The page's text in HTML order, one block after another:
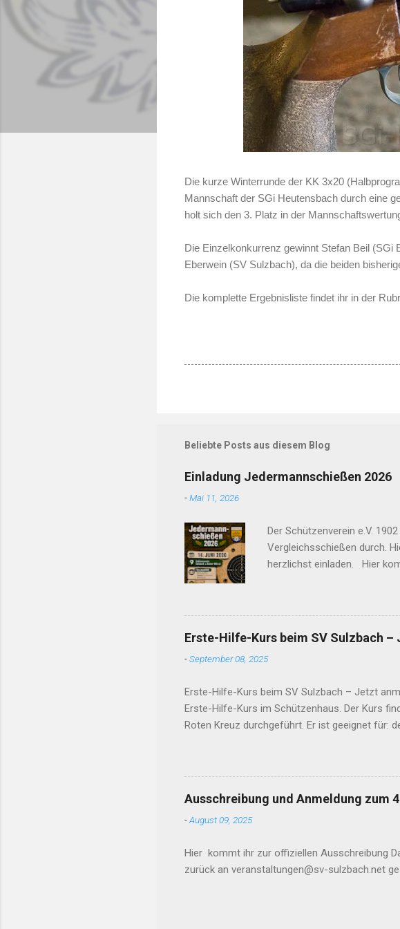
Die kurze Winterrunde der KK 3x20
Mannschaft der SGi Heutensbach durch eine
holt sich den 3. Platz in der
Die Einzelkonkurrenz gewinnt Stefan Beil (SGi
Eberwein (SV Sulzbach), da die beiden
Die komplette Ergebnisliste findet ihr in der
Beliebte Posts aus diesem Blog
Einladung Jedermannschießen 2026
-Mai 11, 2026
Der Schützenverein e.V.
Vergleichsschießen durch.
herzlichst einladen. Hier
Anmeldungen müssen bis
.06. Fr. 05. 06 . So. 07 .06.
Traininszeiten an den
18:00) Siegerehrung : Die
Erste-Hilfe-Kurs beim SV Sulzbach –
-September 08, 2025
Erste-Hilfe-Kurs beim SV Sulzbach – Jetzt
Erste-Hilfe-Kurs im Schützenhaus. Der Kurs
Roten Kreuz durchgeführt. Er ist geeignet für:
📅 Datum: Samstag, 25.10.2025 ⏰ Uhrzeit:
SVSulzbach1902@gmx.de 📞 Telefon: 0179
Öffnungszeiten) Wir freuen uns auf zahlreiche
Ausschreibung und Anmeldung zum
-August 09, 2025
Hier kommt ihr zur offiziellen Ausschreibung
zurück an veranstaltungen@sv-sulzbach.net